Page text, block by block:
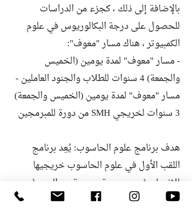
بالإضافة إلى ذلك ، كجزء من الدراسات
للحصول على درجة البكالوريوس في علوم
الكمبيوتر ، هناك مسار "معوف":
- مسار "معوف" لمدة يومين (الخميس
والجمعة) 4 سنوات للطلاب والجنود العاملين -
مسار "معوف" لمدة يومين (الخميس والجمعة)
3 سنوات لخريجي SMH من دورة للمبرمجين
هدف برنامج علوم الحاسوب: يُعِد برنامج
اللقب الأول في علوم الحاسوب خريجيها
للاندماج في مجموعة متنوعة من المهن في
هذا المجال التي تقدمها صناعات التكنولوجيا